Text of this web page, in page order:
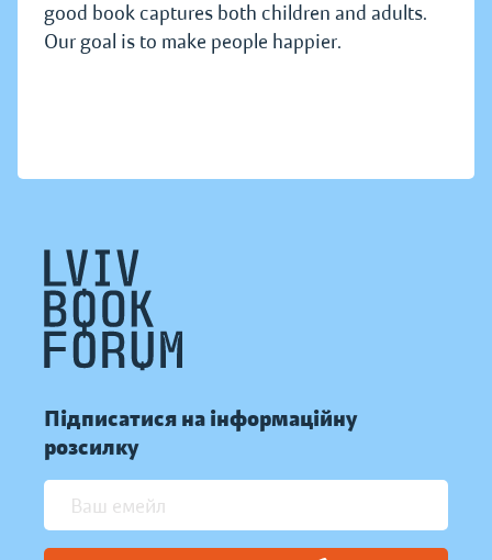
good book captures both children and adults.
Our goal is to make people happier.
Підписатися на інформаційну
розсилку